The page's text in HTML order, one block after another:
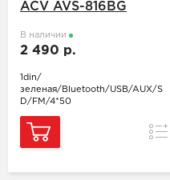
ACV AVS-816BG
В наличии
2 490 р.
1din/
зеленая/Bluetooth/USB/AUX/S
D/FM/4*50